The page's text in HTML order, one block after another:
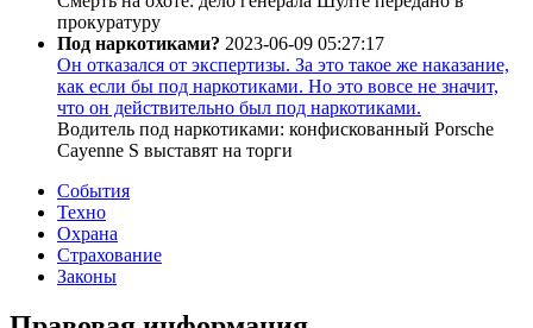
прокуратуру
Под наркотиками? 2023-06-09 05:27:17
Он отказался от экспертизы. За это такое же наказание,
как если бы под наркотиками. Но это вовсе не значит,
что он действительно был под наркотиками.
Водитель под наркотиками: конфискованный Porsche
Cayenne S выставят на торги
События
Техно
Охрана
Страхование
Законы